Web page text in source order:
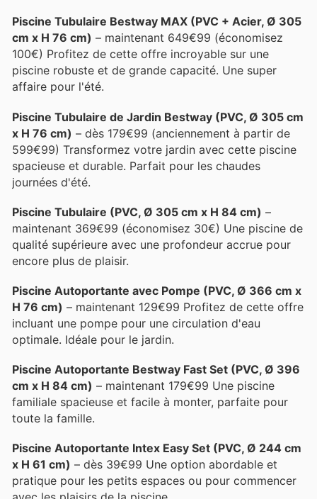
Piscine Tubulaire Bestway MAX (PVC + Acier, Ø 305
cm x H 76 cm) – maintenant 649€99 (économisez
100€) Profitez de cette offre incroyable sur une
piscine robuste et de grande capacité. Une super
affaire pour l'été.
Piscine Tubulaire de Jardin Bestway (PVC, Ø 305 cm
x H 76 cm) – dès 179€99 (anciennement à partir de
599€99) Transformez votre jardin avec cette piscine
spacieuse et durable. Parfait pour les chaudes
journées d'été.
Piscine Tubulaire (PVC, Ø 305 cm x H 84 cm) –
maintenant 369€99 (économisez 30€) Une piscine de
qualité supérieure avec une profondeur accrue pour
encore plus de plaisir.
Piscine Autoportante avec Pompe (PVC, Ø 366 cm x
H 76 cm) – maintenant 129€99 Profitez de cette offre
incluant une pompe pour une circulation d'eau
optimale. Idéale pour le jardin.
Piscine Autoportante Bestway Fast Set (PVC, Ø 396
cm x H 84 cm) – maintenant 179€99 Une piscine
familiale spacieuse et facile à monter, parfaite pour
toute la famille.
Piscine Autoportante Intex Easy Set (PVC, Ø 244 cm
x H 61 cm) – dès 39€99 Une option abordable et
pratique pour les petits espaces ou pour commencer